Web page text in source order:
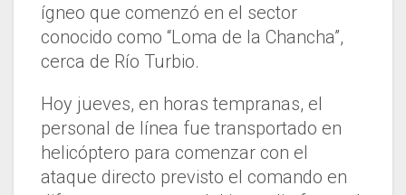
ígneo que comenzó en el sector
conocido como “Loma de la Chancha”,
cerca de Río Turbio.
Hoy jueves, en horas tempranas, el
personal de línea fue transportado en
helicóptero para comenzar con el
ataque directo previsto el comando en